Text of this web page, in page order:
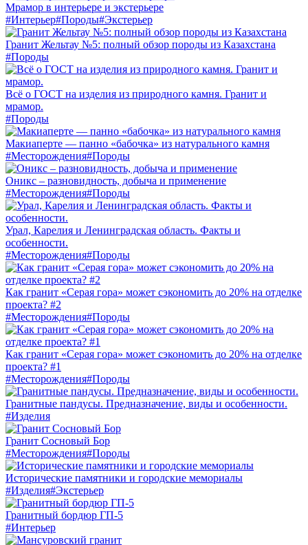
Мрамор в интерьере и экстерьере
#Интерьер#Породы#Экстерьер
Гранит Жельтау №5: полный обзор породы из Казахстана
#Породы
Всё о ГОСТ на изделия из природного камня. Гранит и
мрамор.
#Породы
Макиаперте — панно «бабочка» из натурального камня
#Месторождения#Породы
Оникс – разновидность, добыча и применение
#Месторождения#Породы
Урал, Карелия и Ленинградская область. Факты и
особенности.
#Месторождения#Породы
Как гранит «Серая гора» может сэкономить до 20% на отделке
проекта? #2
#Месторождения#Породы
Как гранит «Серая гора» может сэкономить до 20% на отделке
проекта? #1
#Месторождения#Породы
Гранитные пандусы. Предназначение, виды и особенности.
#Изделия
Гранит Сосновый Бор
#Месторождения#Породы
Исторические памятники и городские мемориалы
#Изделия#Экстерьер
Гранитный бордюр ГП-5
#Интерьер